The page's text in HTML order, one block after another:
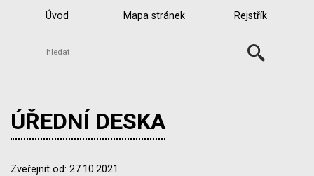
Úvod Mapa stránek Rejstřík
ÚŘEDNÍ DESKA
Zveřejnit od: 27.10.2021